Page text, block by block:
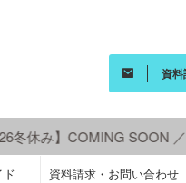
資
休み】COMING SOON ／
ド 資料請求・お問い合わせ